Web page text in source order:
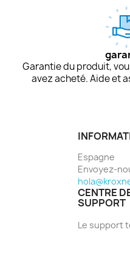
Garantie du produit,
avez acheté. Aide et
Espagne
Envoyez-
CENTRE
SUPPORT
Le support